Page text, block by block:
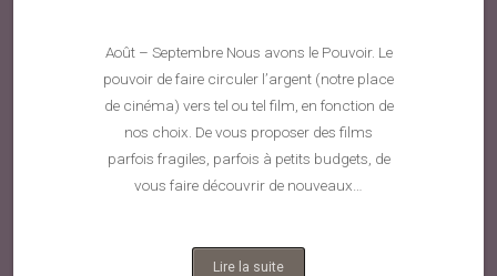
Août – Septembre Nous avons le Pouvoir. Le
pouvoir de faire circuler l’argent (notre place
de cinéma) vers tel ou tel film, en fonction de
nos choix. De vous proposer des films
parfois fragiles, parfois à petits budgets, de
vous faire découvrir de nouveaux…
Lire la suite